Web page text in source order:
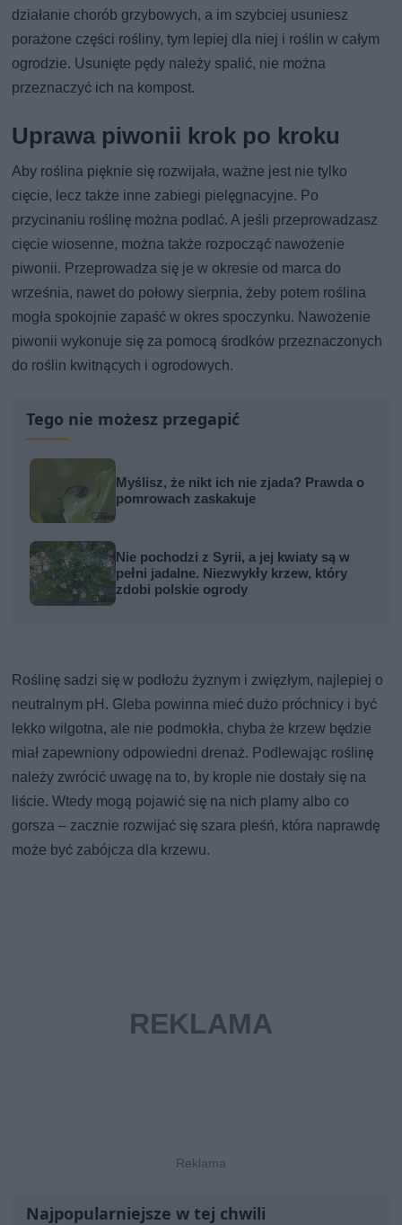
działanie chorób grzybowych, a im szybciej usuniesz
porażone części rośliny, tym lepiej dla niej i roślin w całym
ogrodzie. Usunięte pędy należy spalić, nie można
przeznaczyć ich na kompost.
Uprawa piwonii krok po kroku
Aby roślina pięknie się rozwijała, ważne jest nie tylko
cięcie, lecz także inne zabiegi pielęgnacyjne. Po
przycinaniu roślinę można podlać. A jeśli przeprowadzasz
cięcie wiosenne, można także rozpocząć nawożenie
piwonii. Przeprowadza się je w okresie od marca do
września, nawet do połowy sierpnia, żeby potem roślina
mogła spokojnie zapaść w okres spoczynku. Nawożenie
piwonii wykonuje się za pomocą środków przeznaczonych
do roślin kwitnących i ogrodowych.
Tego nie możesz przegapić
Myślisz, że nikt ich nie zjada? Prawda o
pomrowach zaskakuje
Nie pochodzi z Syrii, a jej kwiaty są w
pełni jadalne. Niezwykły krzew, który
zdobi polskie ogrody
Roślinę sadzi się w podłożu żyznym i zwięzłym, najlepiej o
neutralnym pH. Gleba powinna mieć dużo próchnicy i być
lekko wilgotna, ale nie podmokła, chyba że krzew będzie
miał zapewniony odpowiedni drenaż. Podlewając roślinę
należy zwrócić uwagę na to, by krople nie dostały się na
liście. Wtedy mogą pojawić się na nich plamy albo co
gorsza – zacznie rozwijać się szara pleśń, która naprawdę
może być zabójcza dla krzewu.
Najpopularniejsze w tej chwili